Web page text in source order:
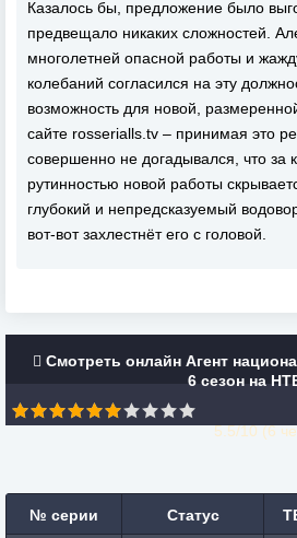
Казалось бы, предложение было
предвещало никаких сложностей.
многолетней опасной работы и
колебаний согласился на эту
возможность для новой,
сайте rosserialls.tv – принимая это
совершенно не догадывался, что за
рутинностью новой работы
глубокий и непредсказуемый
вот-вот захлестнёт его с головой.
Смотреть онлайн Агент
6 сезон на
5.5/10 (6
№ серии Статус